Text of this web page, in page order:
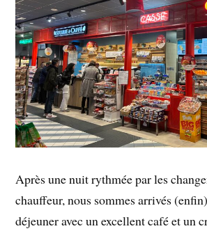
Après une nuit rythmée par les
chauffeur, nous sommes arrivés
déjeuner avec un excellent café et un